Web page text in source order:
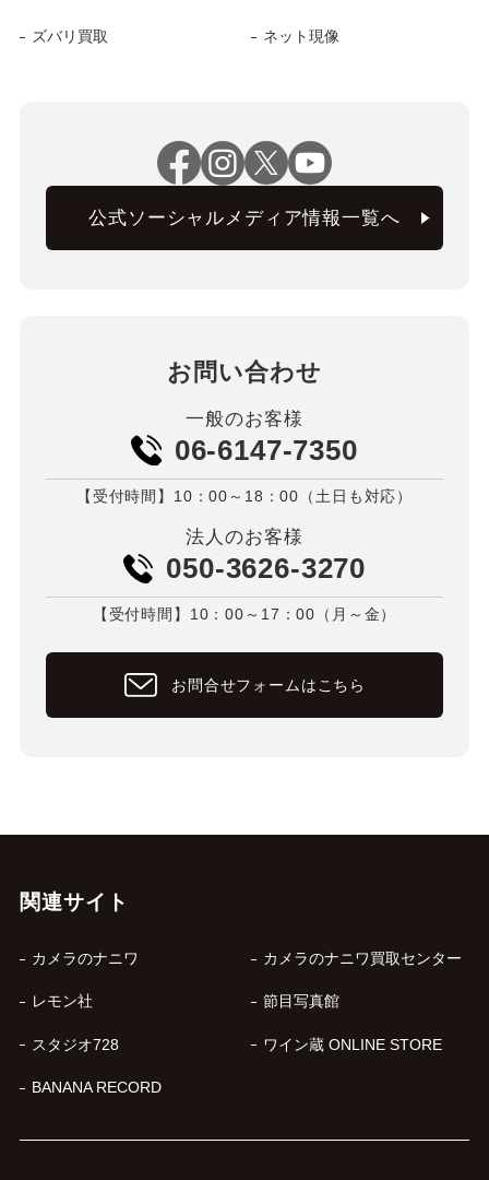
ズバリ買取 ネット現像
公式ソーシャルメディア情報一覧へ
お問い合わせ
一般のお客様
06-6147-7350
【受付時間】10：00～18：00（土日も対応）
法人のお客様
050-3626-3270
【受付時間】10：00～17：00（月～金）
お問合せフォームはこちら
関連サイト
カメラのナニワ カメラのナニワ買取センター
レモン社 節目写真館
スタジオ728 ワイン蔵 ONLINE STORE
BANANA RECORD